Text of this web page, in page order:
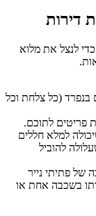
דירות
כדי לנצל את מלוא
בנפרד (כל צלחת וכל
פריטים לתוכם.
למלא חללים
להוביל
של פתיתי נייר
בשכבה אחת או